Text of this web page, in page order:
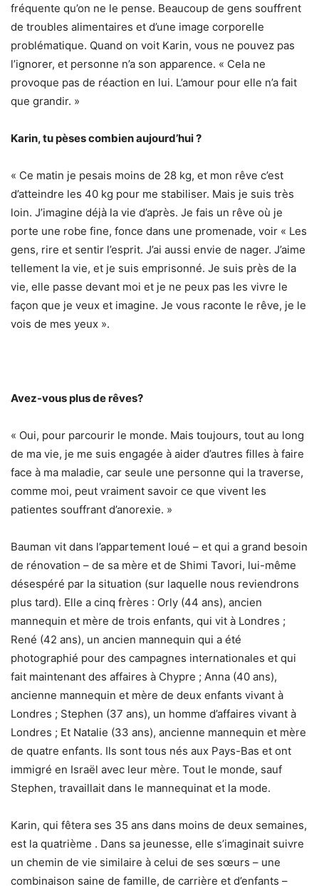
fréquente qu’on ne le pense. Beaucoup de gens souffrent
de troubles alimentaires et d’une image corporelle
problématique. Quand on voit Karin, vous ne pouvez pas
l’ignorer, et personne n’a son apparence. « Cela ne
provoque pas de réaction en lui. L’amour pour elle n’a fait
que grandir. »
Karin, tu pèses combien aujourd’hui ?
« Ce matin je pesais moins de 28 kg, et mon rêve c’est
d’atteindre les 40 kg pour me stabiliser. Mais je suis très
loin. J’imagine déjà la vie d’après. Je fais un rêve où je
porte une robe fine, fonce dans une promenade, voir « Les
gens, rire et sentir l’esprit. J’ai aussi envie de nager. J’aime
tellement la vie, et je suis emprisonné. Je suis près de la
vie, elle passe devant moi et je ne peux pas les vivre le
façon que je veux et imagine. Je vous raconte le rêve, je le
vois de mes yeux ».
Avez-vous plus de rêves?
« Oui, pour parcourir le monde. Mais toujours, tout au long
de ma vie, je me suis engagée à aider d’autres filles à faire
face à ma maladie, car seule une personne qui la traverse,
comme moi, peut vraiment savoir ce que vivent les
patientes souffrant d’anorexie. »
Bauman vit dans l’appartement loué – et qui a grand besoin
de rénovation – de sa mère et de Shimi Tavori, lui-même
désespéré par la situation (sur laquelle nous reviendrons
plus tard). Elle a cinq frères : Orly (44 ans), ancien
mannequin et mère de trois enfants, qui vit à Londres ;
René (42 ans), un ancien mannequin qui a été
photographié pour des campagnes internationales et qui
fait maintenant des affaires à Chypre ; Anna (40 ans),
ancienne mannequin et mère de deux enfants vivant à
Londres ; Stephen (37 ans), un homme d’affaires vivant à
Londres ; Et Natalie (33 ans), ancienne mannequin et mère
de quatre enfants. Ils sont tous nés aux Pays-Bas et ont
immigré en Israël avec leur mère. Tout le monde, sauf
Stephen, travaillait dans le mannequinat et la mode.
Karin, qui fêtera ses 35 ans dans moins de deux semaines,
est la quatrième . Dans sa jeunesse, elle s’imaginait suivre
un chemin de vie similaire à celui de ses sœurs – une
combinaison saine de famille, de carrière et d’enfants –